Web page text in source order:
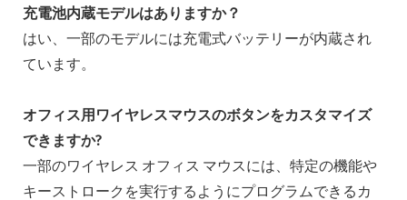
充電池内蔵モデルはありますか？
はい、一部のモデルには充電式バッテリーが内蔵され
ています。
オフィス用ワイヤレスマウスのボタンをカスタマイズ
できますか?
一部のワイヤレス オフィス マウスには、特定の機能や
キーストロークを実行するようにプログラムできるカ